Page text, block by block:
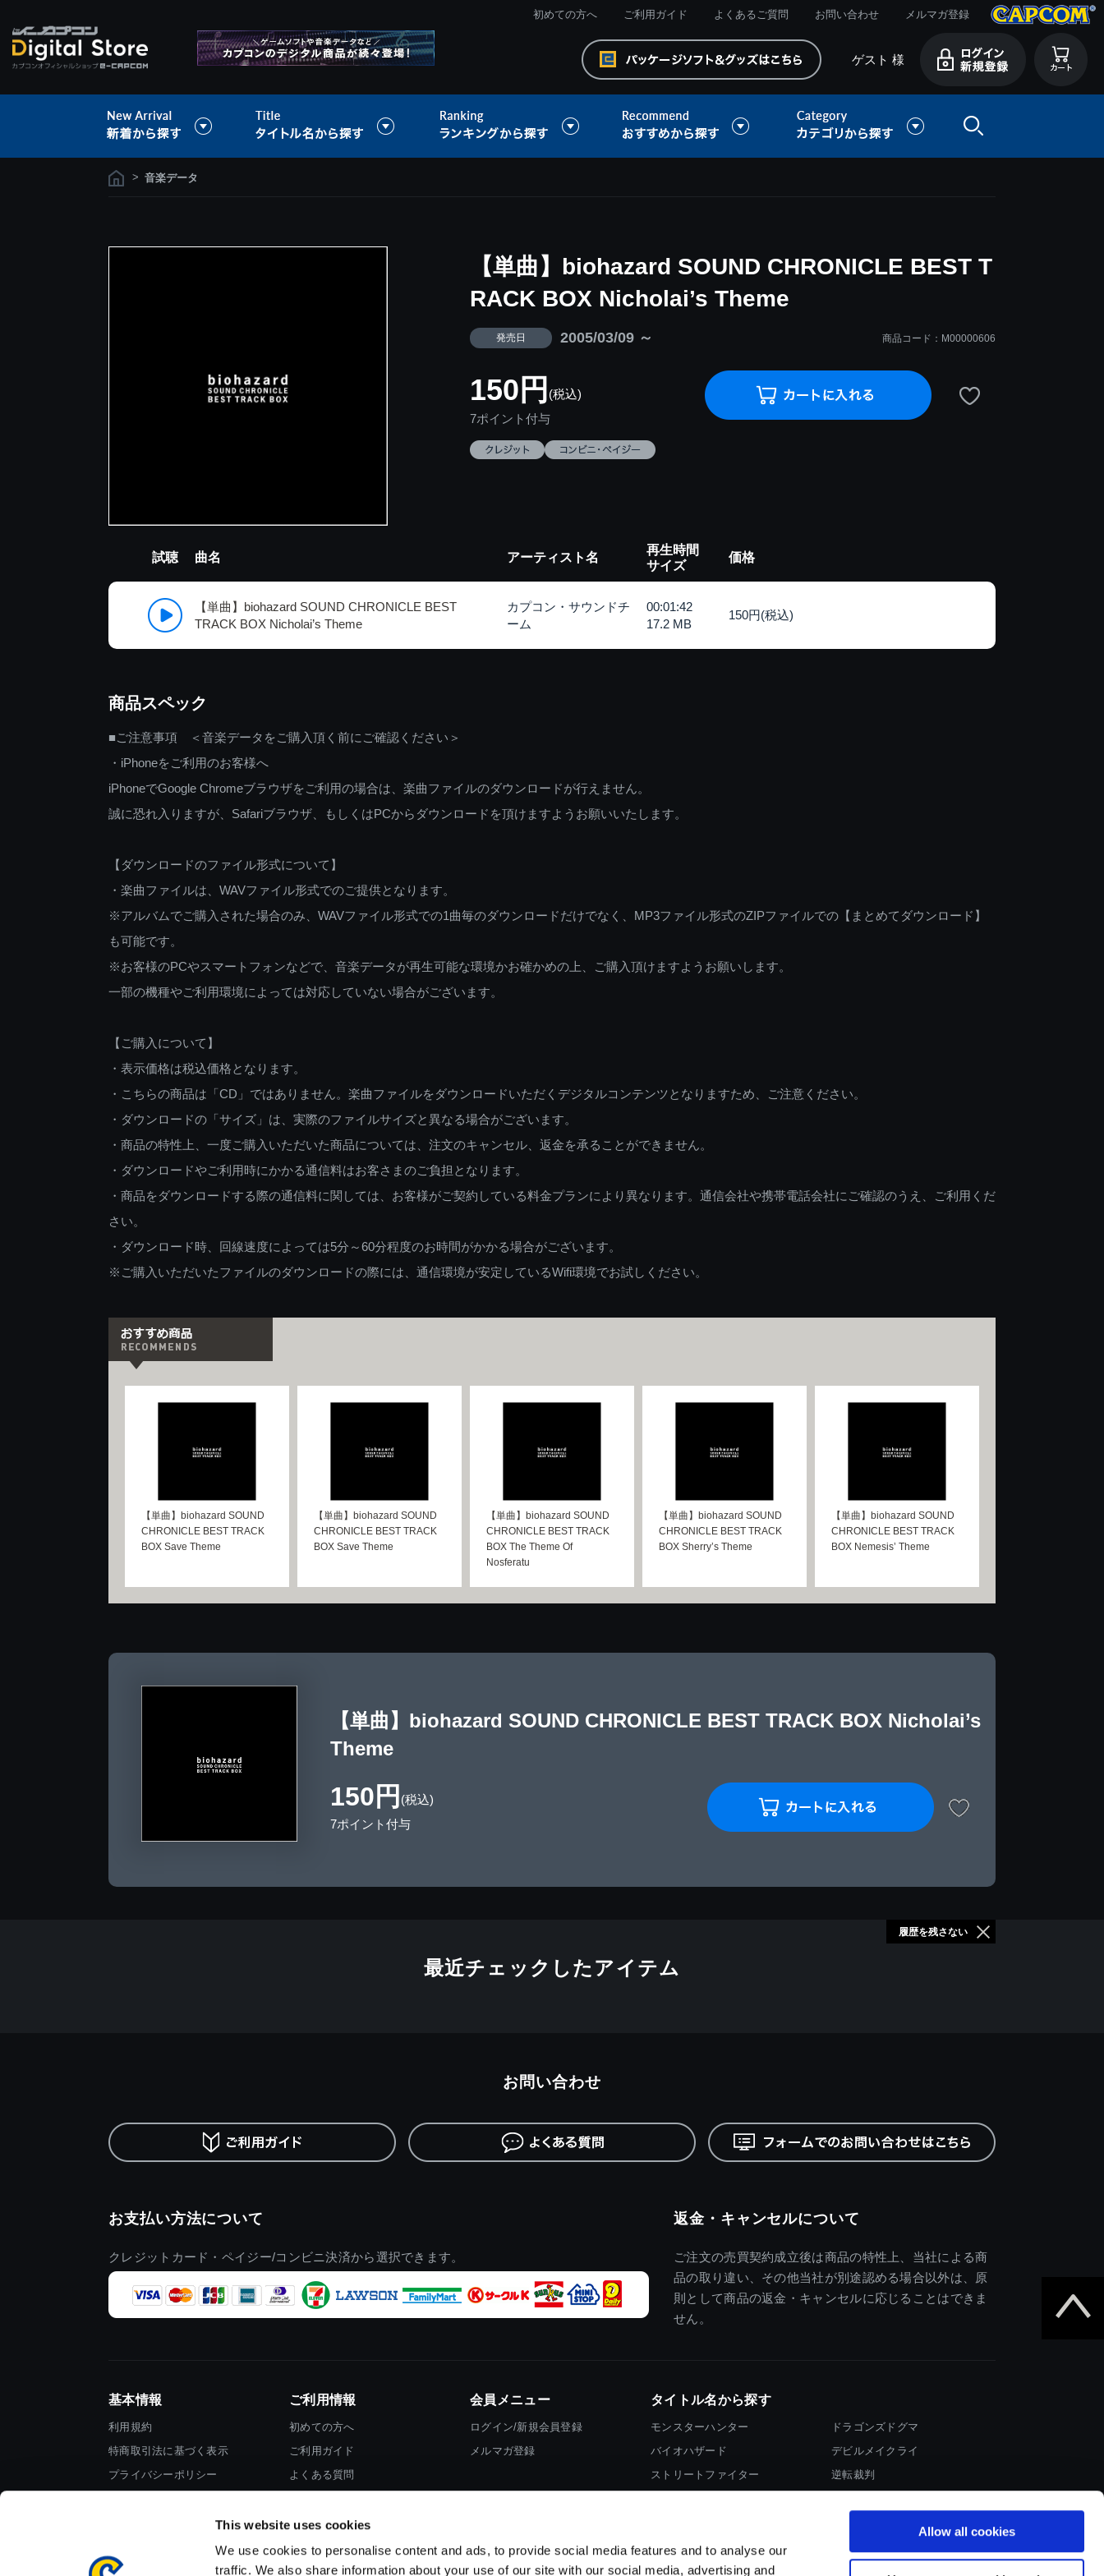
This website uses cookies
We use cookies to personalise content and ads, to provide social media features and to analyse our
traffic. We also share information about your use of our site with our social media, advertising and
Allow all cookies
初めての方へ ご利用ガイド よくあるご質問 お問い合わせ メルマガ登録
ゲスト 様
> 音楽データ
【単曲】biohazard SOUND CHRONICLE BEST T
RACK BOX Nicholai’s Theme
発売日 2005/03/09 ～ 商品コード：M00000606
150円 (税込)
7ポイント付与
試聴 曲名 アーティスト名
再生時間
サイズ
価格
【単曲】biohazard SOUND CHRONICLE BEST
TRACK BOX Nicholai’s Theme
カプコン・サウンドチ
ーム
00:01:42
17.2 MB
150円(税込)
商品スペック
■ご注意事項 ＜音楽データをご購入頂く前にご確認ください＞
・iPhoneをご利用のお客様へ
iPhoneでGoogle Chromeブラウザをご利用の場合は、楽曲ファイルのダウンロードが行えません。
誠に恐れ入りますが、Safariブラウザ、もしくはPCからダウンロードを頂けますようお願いいたします。
【ダウンロードのファイル形式について】
・楽曲ファイルは、WAVファイル形式でのご提供となります。
※アルバムでご購入された場合のみ、WAVファイル形式での1曲毎のダウンロードだけでなく、MP3ファイル形式のZIPファイルでの【まとめてダウンロード】
も可能です。
※お客様のPCやスマートフォンなどで、音楽データが再生可能な環境かお確かめの上、ご購入頂けますようお願いします。
一部の機種やご利用環境によっては対応していない場合がございます。
【ご購入について】
・表示価格は税込価格となります。
・こちらの商品は「CD」ではありません。楽曲ファイルをダウンロードいただくデジタルコンテンツとなりますため、ご注意ください。
・ダウンロードの「サイズ」は、実際のファイルサイズと異なる場合がございます。
・商品の特性上、一度ご購入いただいた商品については、注文のキャンセル、返金を承ることができません。
・ダウンロードやご利用時にかかる通信料はお客さまのご負担となります。
・商品をダウンロードする際の通信料に関しては、お客様がご契約している料金プランにより異なります。通信会社や携帯電話会社にご確認のうえ、ご利用くだ
さい。
・ダウンロード時、回線速度によっては5分～60分程度のお時間がかかる場合がございます。
※ご購入いただいたファイルのダウンロードの際には、通信環境が安定しているWifi環境でお試しください。
【単曲】biohazard SOUND
CHRONICLE BEST TRACK
BOX Save Theme
【単曲】biohazard SOUND
CHRONICLE BEST TRACK
BOX Save Theme
【単曲】biohazard SOUND
CHRONICLE BEST TRACK
BOX The Theme Of
Nosferatu
【単曲】biohazard SOUND
CHRONICLE BEST TRACK
BOX Sherry’s Theme
【単曲】biohazard SOUND
CHRONICLE BEST TRACK
BOX Nemesis’ Theme
【単曲】biohazard SOUND CHRONICLE BEST TRACK BOX Nicholai’s
Theme
150円 (税込)
7ポイント付与
最近チェックしたアイテム
履歴を残さない
お支払い方法について
クレジットカード・ペイジー/コンビニ決済から選択できます。
返金・キャンセルについて
ご注文の売買契約成立後は商品の特性上、当社による商
品の取り違い、その他当社が別途認める場合以外は、原
則として商品の返金・キャンセルに応じることはできま
せん。
お問い合わせ
基本情報
利用規約
特商取引法に基づく表示
プライバシーポリシー
ご利用情報
初めての方へ
ご利用ガイド
よくある質問
会員メニュー
ログイン/新規会員登録
メルマガ登録
タイトル名から探す
モンスターハンター
バイオハザード
ストリートファイター
ドラゴンズドグマ
デビルメイクライ
逆転裁判